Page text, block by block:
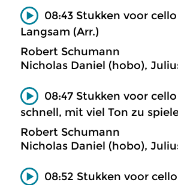
08:43 Stukken voor cello
Langsam (Arr.)
Robert Schumann
Nicholas Daniel (hobo),
08:47 Stukken voor
schnell, mit viel Ton zu
Robert Schumann
Nicholas Daniel (hobo),
08:52 Stukken voor